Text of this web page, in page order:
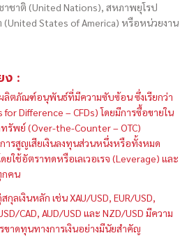
ชาติ (United Nations), สหภาพยุโรป
(United States of America) หรือหน่วยงาน
ง :
ลิตภัณฑ์อนุพันธ์ที่มีความซับซ้อน ซึ่งเรียกว่า
Difference – CFDs) โดยมีการซื้อขายใน
พย์ (Over-the-Counter – OTC)
ารสูญเสียเงินลงทุนส่วนหนึ่งหรือทั้งหมด
ยใช้อัตราทดหรือเลเวอเรจ (Leverage) และ
กคน
ลเงินหลัก เช่น XAU/USD, EUR/USD,
CAD, AUD/USD และ NZD/USD มีความ
าดทุนทางการเงินอย่างมีนัยสำคัญ